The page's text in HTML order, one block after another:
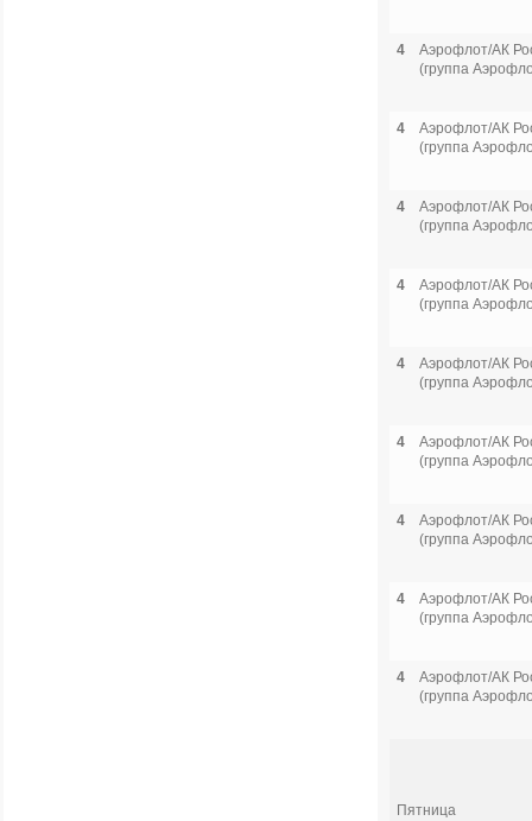
4
Аэрофлот/АК
(группа
4
Аэрофлот/АК
(группа
4
Аэрофлот/АК
(группа
4
Аэрофлот/АК
(группа
4
Аэрофлот/АК
(группа
4
Аэрофлот/АК
(группа
4
Аэрофлот/АК
(группа
4
Аэрофлот/АК
(группа
4
Аэрофлот/АК
(группа
Пятница